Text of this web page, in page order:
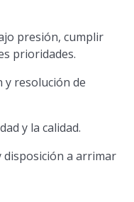
presión, cumplir
prioridades.
y resolución de
y la calidad.
disposición a arrimar